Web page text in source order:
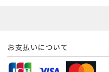
お支払いについて